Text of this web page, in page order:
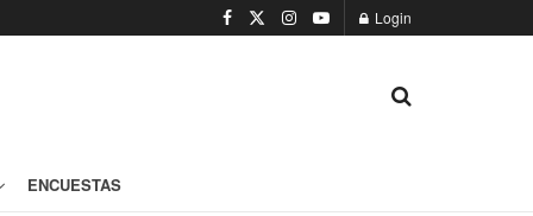
Login
ENCUESTAS